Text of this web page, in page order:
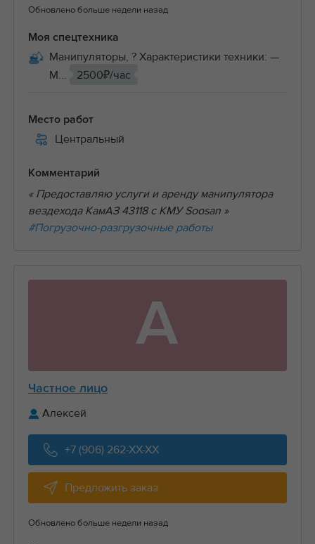
Обновлено больше недели назад
Моя спецтехника
Манипуляторы, ? Характеристики техники: —
М...
2500₽/час
Место работ
Центральный
Комментарий
« Предоставляю услуги и аренду манипулятора
вездехода КамАЗ 43118 с КМУ Soosan »
#Погрузочно-разгрузочные работы
А
Частное лицо
Алексей
+7 (906) 262-XX-XX
Предложить заказ
Обновлено больше недели назад